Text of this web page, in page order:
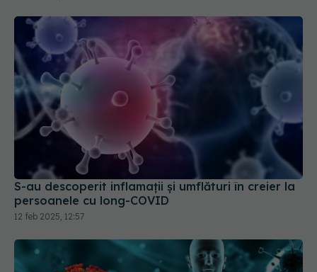
S-au descoperit inflamaţii și umflături în creier la
persoanele cu long-COVID
12 feb 2025, 12:57